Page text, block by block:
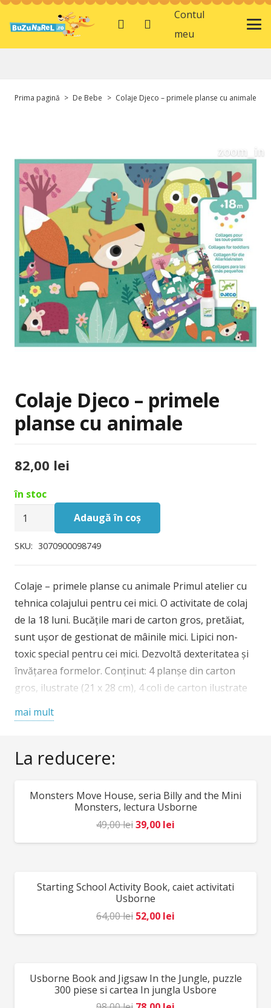
Contul
meu
Prima pagină > De Bebe > Colaje Djeco – primele planse cu animale
Colaje Djeco – primele
planse cu animale
82,00 lei
în stoc
Cantitate
Djeco
primele
planse
cu
animale
Adaugă în coș
SKU: 3070900098749
Colaje – primele planse cu animale Primul atelier cu
tehnica colajului pentru cei mici. O activitate de colaj
de la 18 luni. Bucățile mari de carton gros, pretăiat,
sunt ușor de gestionat de mâinile mici. Lipici non-
toxic special pentru cei mici. Dezvoltă dexteritatea și
învățarea formelor. Conținut: 4 planșe din carton
gros, ilustrate (21 x 28 cm), 4 coli de carton ilustrate
cu imagini pas cu pas. Vârsta recomandată: + 18 luni.
reglementărilor EN71&ASTM. AVERTISMENT:
copilului de către un adult în timpul jocului. Citiți cu
atenție eticheta produsului înainte de a înmâna
jucăria copilului. Producător: Djeco, Franța
mai mult
La reducere:
REDUCERI!
Monsters Move House, seria Billy and the Mini
Monsters, lectura Usborne
49,00leiPrețul
inițial
49,00 lei.
39,00 lei
curent
REDUCERI!
Starting School Activity Book, caiet activitati
Usborne
64,00lei Prețul
inițial
64,00 lei.
52,00 lei
curent
REDUCERI!
Usborne Book and Jigsaw In the Jungle, puzzle
300 piese si cartea In jungla Usbore